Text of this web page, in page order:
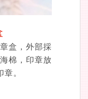
盒，外部採
棉，印章放
。